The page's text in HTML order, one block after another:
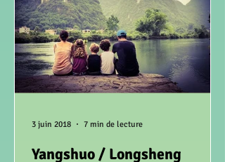
Yangshuo / Longsheng
3 juin 2018 7 min de lecture